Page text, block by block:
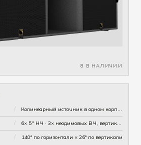
8 В НАЛИЧИИ
/ Колинеарный источник в одном корпусе (компактный линейный массив)
/ 6× 5" НЧ · 3× неодимовых ВЧ, вертикально сведённые
/ 140° по горизонтали × 26° по вертикали